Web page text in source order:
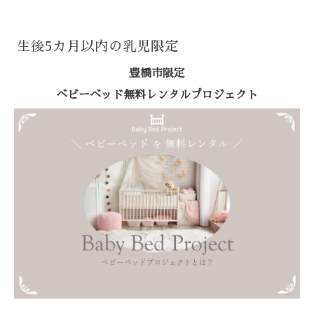
生後5カ月以内の乳児限定
豊橋市限定
ベビーベッド無料レンタルプロジェクト